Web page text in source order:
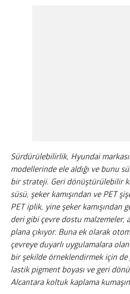
Sürdürülebilirlik, Hyundai
modellerinde ele aldığı ve bunu
bir strateji. Geri dönüştürülebilir
süsü, şeker kamışından ve PET
PET iplik, yine şeker kamışından
deri gibi çevre dostu malzemeler,
plana çıkıyor. Buna ek olarak
çevreye duyarlı uygulamalara olan
bir şekilde örneklendirmek için
lastik pigment boyası ve geri
Alcantara koltuk kaplama